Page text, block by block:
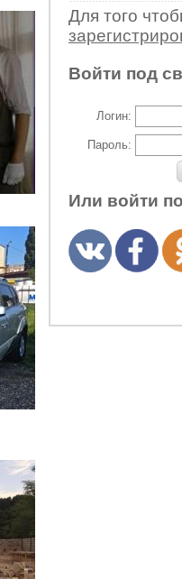
Для того
Войти под
Логин:
Пароль:
Или войти